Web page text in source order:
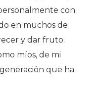
con
en muchos de
y dar fruto.
míos, de mi
que ha